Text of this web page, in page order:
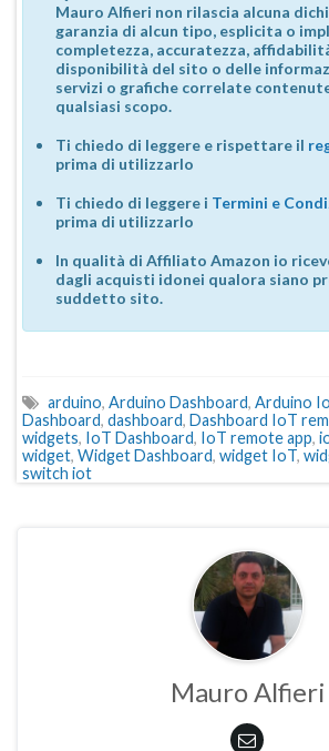
Mauro Alfieri non rilascia alcuna
garanzia di alcun tipo, esplicita o
completezza, accuratezza,
disponibilità del sito o delle
servizi o grafiche correlate
qualsiasi scopo.
Ti chiedo di leggere e rispettare il
prima di utilizzarlo
Ti chiedo di leggere i Termini e
prima di utilizzarlo
In qualità di Affiliato Amazon io
dagli acquisti idonei qualora siano
suddetto sito.
arduino, Arduino Dashboard, Arduino
Dashboard, dashboard, Dashboard IoT
widgets, IoT Dashboard, IoT remote app,
widget, Widget Dashboard, widget IoT,
switch iot
Mauro Alfieri